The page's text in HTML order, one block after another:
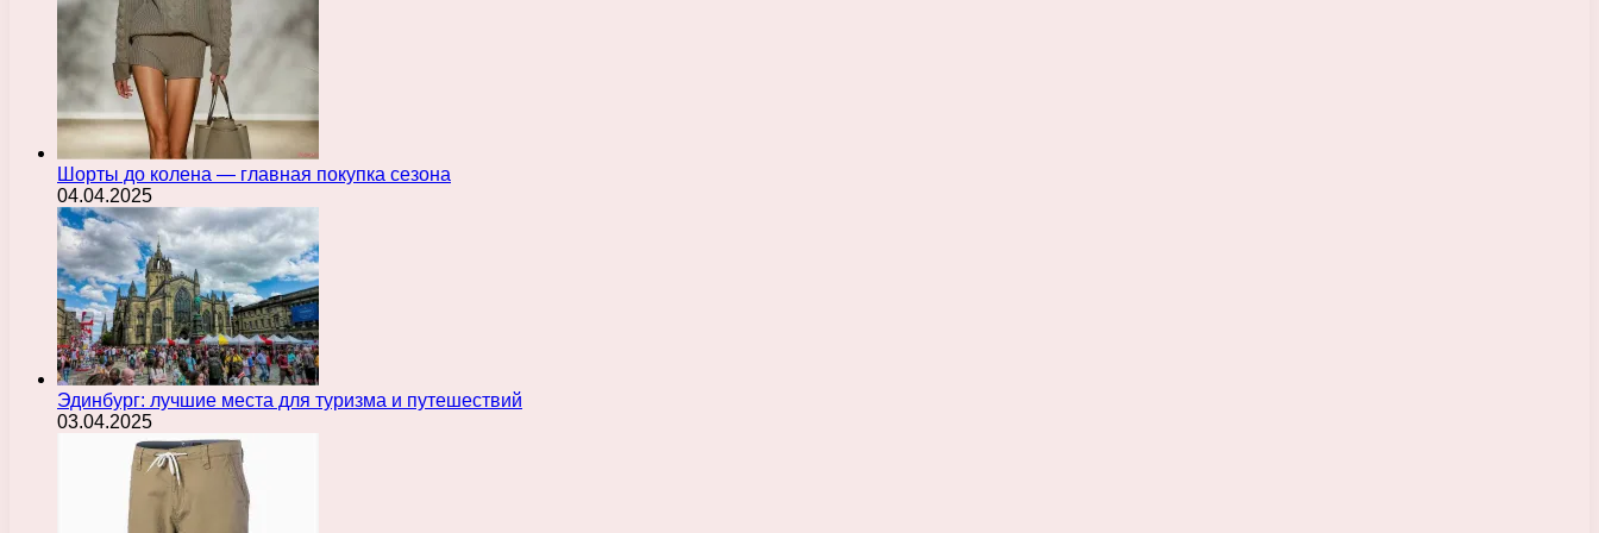
Шорты до колена — главная покупка сезона
04.04.2025
Эдинбург: лучшие места для туризма и путешествий
03.04.2025